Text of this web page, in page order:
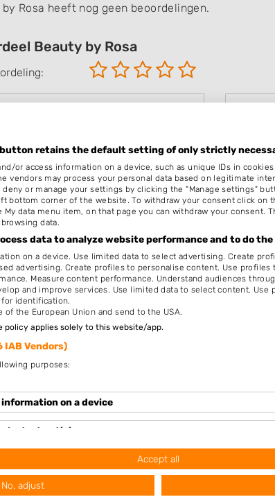
Rosa heeft nog geen beoordelingen.
Beauty by Rosa
bevestig ik dat de review is gebaseerd op mijn
andere giften, direct dan wel indirect, heb
bedrijf te beoordelen. Op het schrijven van een
van "Fanatic B.V." van overeenkomstige
in de buurt
Amsterdam
km afstand
1183HG
Op 2,13
retains the default setting of only strictly
or access information on a device, such as unique IDs in
vendors may process your personal data based on legitimate
deny or manage your settings by clicking the "Manage settings"
bottom corner of the website. To withdraw your consent click on
data menu item, on that page you can withdraw your consent.
data.
data to analyze website performance and to do
on a device. Use limited data to select advertising. Create
advertising. Create profiles to personalise content. Use profiles
Measure content performance. Understand audiences
and improve services. Use limited data to select content. Use
identification.
of the European Union and send to the USA.
policy applies solely to this website/app.
IAB Vendors)
purposes:
on a device
advertising
personalised advertising
Accept all
No, adjust